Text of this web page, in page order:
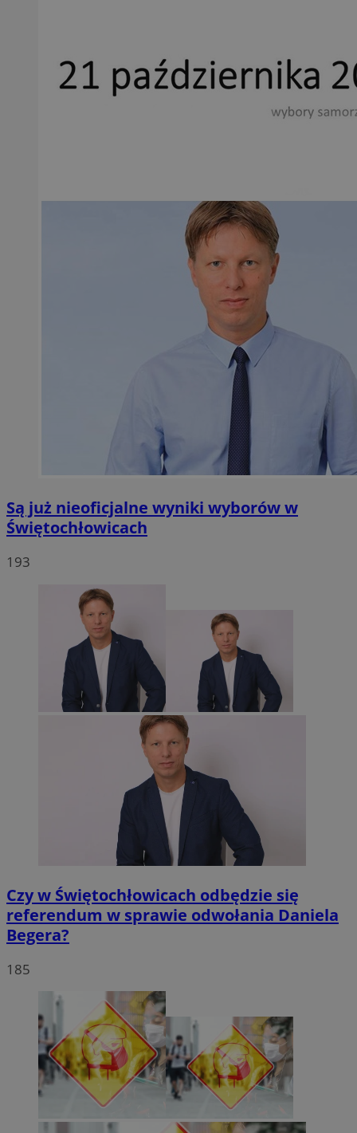
Są już nieoficjalne wyniki wyborów w
Świętochłowicach
193
Czy w Świętochłowicach odbędzie się
referendum w sprawie odwołania Daniela
Begera?
185